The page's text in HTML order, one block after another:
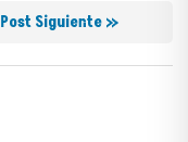
Post Siguiente »